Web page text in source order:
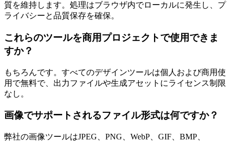
質を維持します。処理はブラウザ内でローカルに発生し、プ
ライバシーと品質保存を確保。
これらのツールを商用プロジェクトで使用できま
すか？
もちろんです。すべてのデザインツールは個人および商用使
用で無料で、出力ファイルや生成アセットにライセンス制限
なし。
画像でサポートされるファイル形式は何ですか？
弊社の画像ツールはJPEG、PNG、WebP、GIF、BMP、